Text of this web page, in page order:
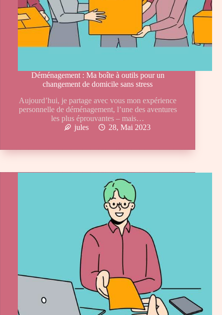
Déménagement : Ma boîte à outils pour un
changement de domicile sans stress
Aujourd’hui, je partage avec vous mon expérience
personnelle de déménagement, l’une des aventures
les plus éprouvantes – mais…
jules
28, Mai 2023